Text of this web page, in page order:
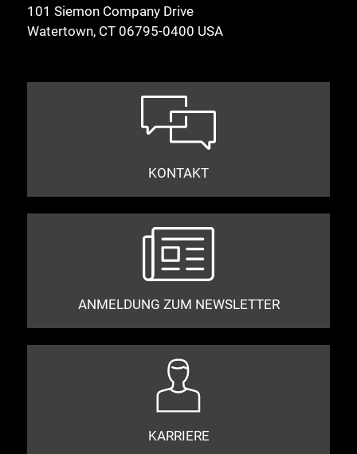
101 Siemon Company Drive
Watertown, CT 06795-0400 USA
KONTAKT
ANMELDUNG ZUM NEWSLETTER
KARRIERE